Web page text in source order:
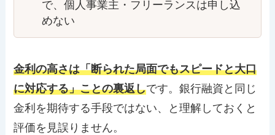
で、個人事業主・フリーランスは申し込
めない
金利の高さは「断られた局面でもスピードと大口
に対応する」ことの裏返しです。銀行融資と同じ
金利を期待する手段ではない、と理解しておくと
評価を見誤りません。